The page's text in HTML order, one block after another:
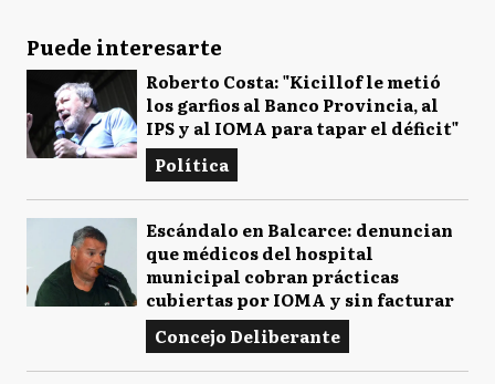
Puede interesarte
Roberto Costa: "Kicillof le metió
los garfios al Banco Provincia, al
IPS y al IOMA para tapar el déficit"
Política
Escándalo en Balcarce: denuncian
que médicos del hospital
municipal cobran prácticas
cubiertas por IOMA y sin facturar
Concejo Deliberante